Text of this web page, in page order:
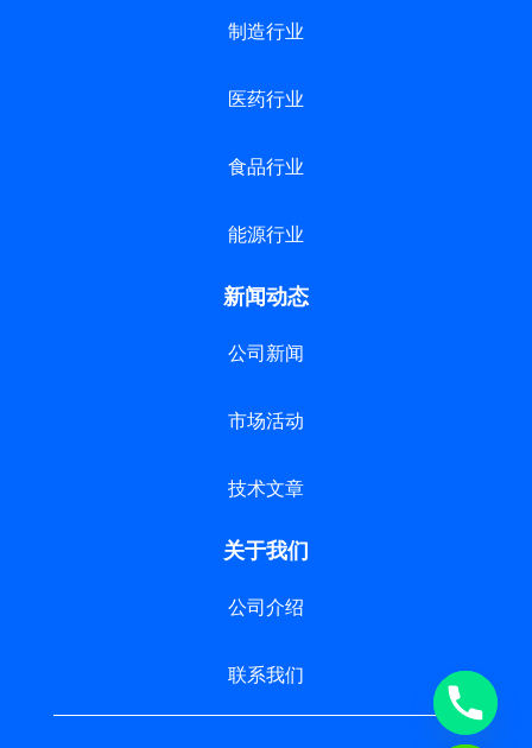
制造行业
医药行业
食品行业
能源行业
新闻动态
公司新闻
市场活动
技术文章
关于我们
公司介绍
联系我们